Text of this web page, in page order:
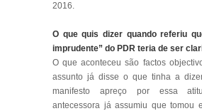
2016.
O que quis dizer quando referiu
imprudente” do PDR teria de ser
O que aconteceu são factos
assunto já disse o que tinha a
manifesto apreço por essa
antecessora já assumiu que tomou